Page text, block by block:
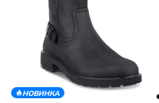
НОВИНКА